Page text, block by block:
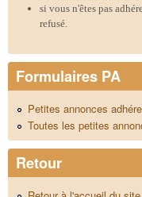
si vous n'êtes pas
refusé.
Formulaires PA
Petites annonces
Toutes les petites
Retour